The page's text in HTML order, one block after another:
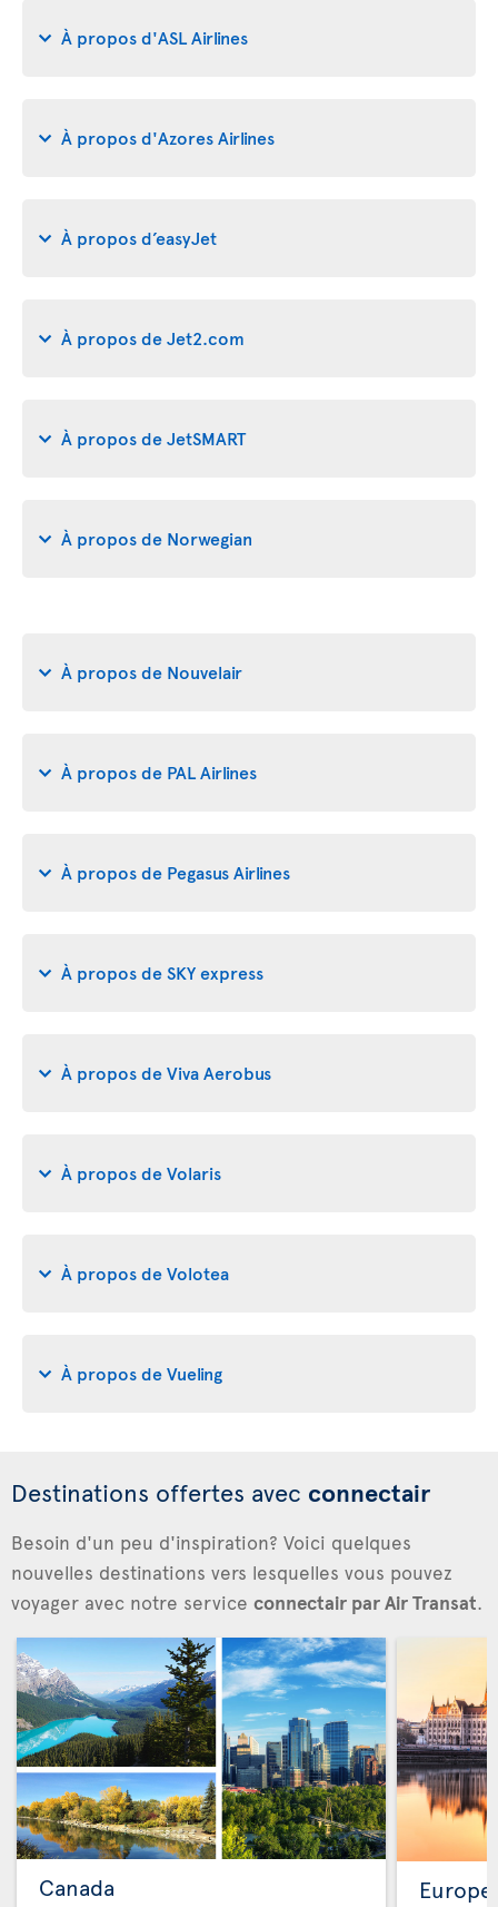
À propos d'ASL Airlines
À propos d'Azores Airlines
À propos d’easyJet
À propos de Jet2.com
À propos de JetSMART
À propos de Norwegian
À propos de Nouvelair
À propos de PAL Airlines
À propos de Pegasus Airlines
À propos de SKY express
À propos de Viva Aerobus
À propos de Volaris
À propos de Volotea
À propos de Vueling
Destinations offertes avec connectair
Besoin d'un peu d'inspiration? Voici quelques
nouvelles destinations vers lesquelles vous pouvez
voyager avec notre service connectair par Air Transat.
Canada Europe